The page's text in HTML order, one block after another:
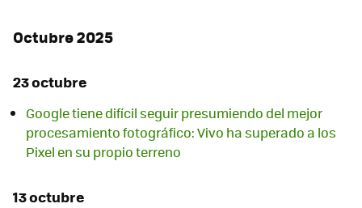
Octubre 2025
23 octubre
Google tiene difícil seguir presumiendo del mejor
procesamiento fotográfico: Vivo ha superado a los
Pixel en su propio terreno
13 octubre